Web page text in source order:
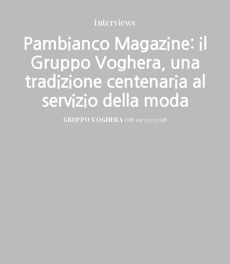
Interviews
Pambianco Magazine: il
Gruppo Voghera, una
tradizione centenaria al
servizio della moda
GRUPPO VOGHERA ON 05/03/2018